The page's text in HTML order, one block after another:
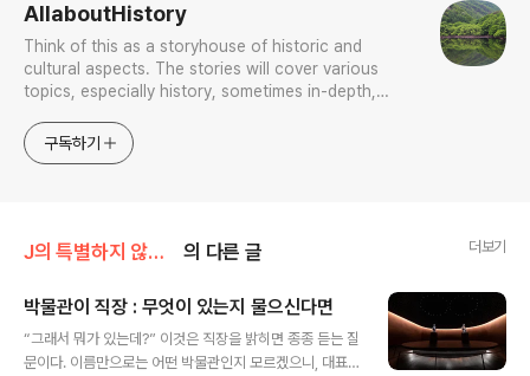
AllaboutHistory
Think of this as a storyhouse of historic and
cultural aspects. The stories will cover various
topics, especially history, sometimes in-depth,
approach will be to resist any common sense or
generalized viewpoint
구독하기
J의 특별하지 않은 박물관 이야기 의 다른 글 더보기
박물관이 직장 : 무엇이 있는지 물으신다면
“그래서 뭐가 있는데?” 이것은 직장을 밝히면 종종 듣는 질
문이다. 이름만으로는 어떤 박물관인지 모르겠으니, 대표